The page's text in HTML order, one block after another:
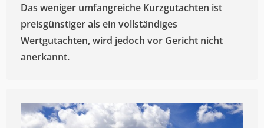
Das weniger umfangreiche Kurzgutachten ist
preisgünstiger als ein vollständiges
Wertgutachten, wird jedoch vor Gericht nicht
anerkannt.